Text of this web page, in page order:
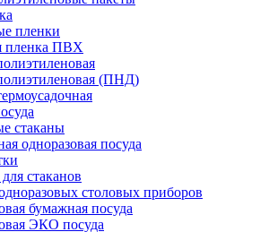
пленки
пленка ПВХ
(ПНД)
стаканы
одноразовая посуда
стаканов
столовых приборов
бумажная посуда
ЭКО посуда